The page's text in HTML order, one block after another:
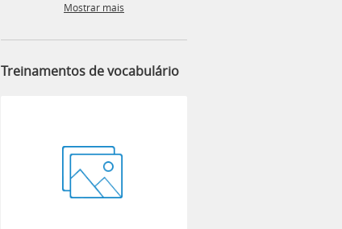
Mostrar mais
Treinamentos de vocabulário